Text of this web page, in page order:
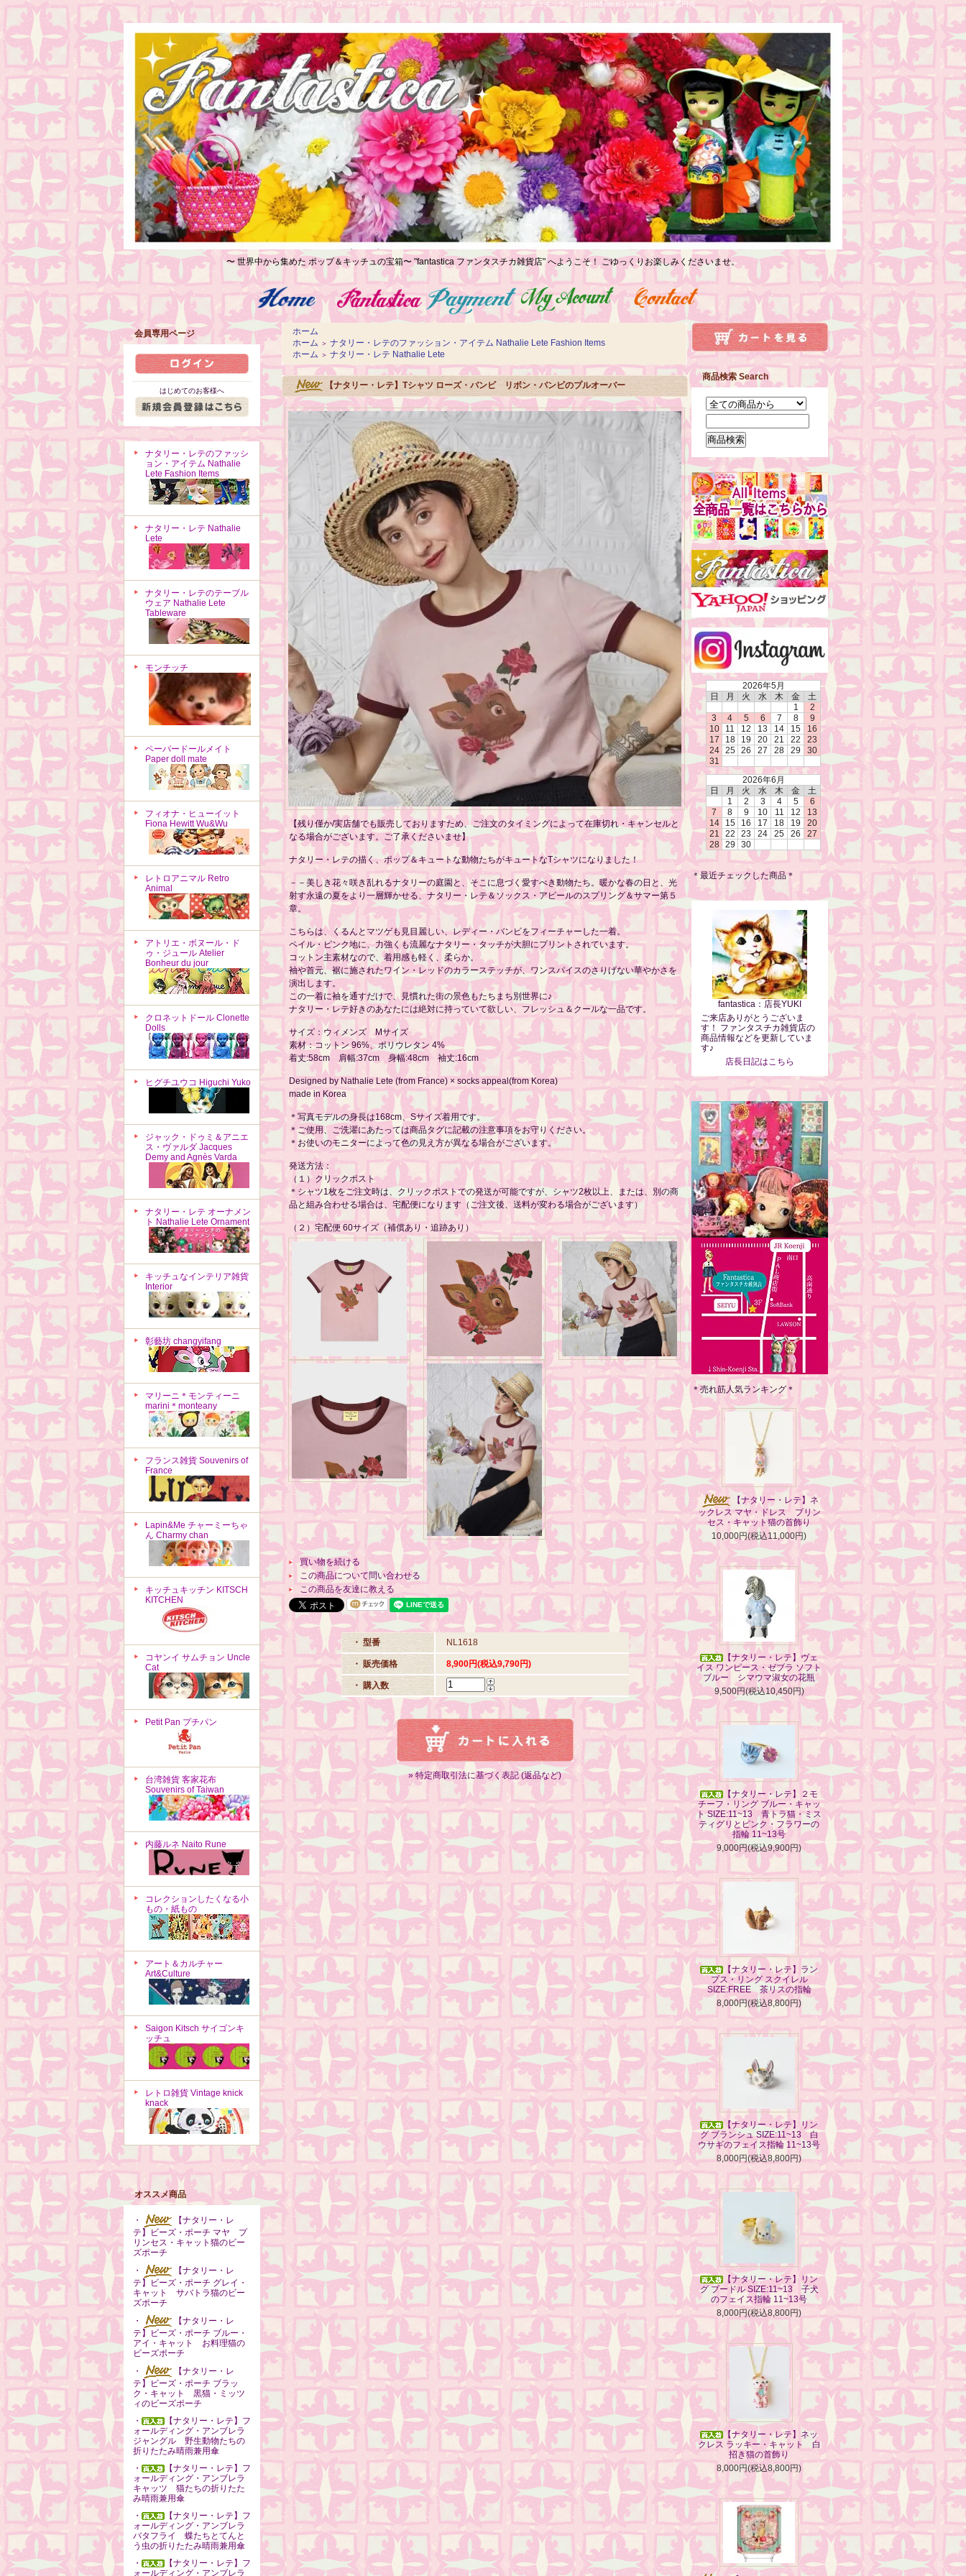
ファンタスチカ レトロ ナタリーレテ クロネットドール ヒグチユウコ キッチュキッチン Lapin&me tokyo koenji 東京 高円寺
〜 世界中から集めた ポップ＆キッチュの宝箱〜 "fantastica ファンタスチカ雑貨店" へようこそ！ ごゆっくりお楽しみくださいませ。
会員専用ページ
はじめてのお客様へ
ナタリー・レテのファッシ
ョン・アイテム Nathalie
Lete Fashion Items
ナタリー・レテ Nathalie
Lete
ナタリー・レテのテーブル
ウェア Nathalie Lete
Tableware
モンチッチ
ペーパードールメイト
Paper doll mate
フィオナ・ヒューイット
Fiona Hewitt Wu&Wu
レトロアニマル Retro
Animal
アトリエ・ボヌール・ド
ゥ・ジュール Atelier
Bonheur du jour
クロネットドール Clonette
Dolls
ヒグチユウコ Higuchi Yuko
ジャック・ドゥミ＆アニエ
ス・ヴァルダ Jacques
Demy and Agnès Varda
ナタリー・レテ オーナメン
ト Nathalie Lete Ornament
キッチュなインテリア雑貨
Interior
彰藝坊 changyifang
マリーニ＊モンティーニ
marini＊monteany
フランス雑貨 Souvenirs of
France
Lapin&Me チャーミーちゃ
ん Charmy chan
キッチュキッチン KITSCH
KITCHEN
コヤンイ サムチョン Uncle
Cat
Petit Pan プチパン
台湾雑貨 客家花布
Souvenirs of Taiwan
内藤ルネ Naito Rune
コレクションしたくなる小
もの・紙もの
アート＆カルチャー
Art&Culture
Saigon Kitsch サイゴンキ
ッチュ
レトロ雑貨 Vintage knick
knack
オススメ商品
・
【ナタリー・レ
テ】ビーズ・ポーチ マヤ プ
リンセス・キャット猫のビー
ズポーチ
・
【ナタリー・レ
テ】ビーズ・ポーチ グレイ・
キャット サバトラ猫のビー
ズポーチ
・
【ナタリー・レ
テ】ビーズ・ポーチ ブルー・
アイ・キャット お料理猫の
ビーズポーチ
・
【ナタリー・レ
テ】ビーズ・ポーチ ブラッ
ク・キャット 黒猫・ミッツ
ィのビーズポーチ
・
【ナタリー・レテ】フ
ォールディング・アンブレラ
ジャングル 野生動物たちの
折りたたみ晴雨兼用傘
・
【ナタリー・レテ】フ
ォールディング・アンブレラ
キャッツ 猫たちの折りたた
み晴雨兼用傘
・
【ナタリー・レテ】フ
ォールディング・アンブレラ
バタフライ 蝶たちとてんと
う虫の折りたたみ晴雨兼用傘
・
【ナタリー・レテ】フ
ォールディング・アンブレラ
ホーム
ホーム ＞ ナタリー・レテのファッション・アイテム Nathalie Lete Fashion Items
ホーム ＞ ナタリー・レテ Nathalie Lete
【ナタリー・レテ】Tシャツ ローズ・バンビ リボン・バンビのプルオーバー
【残り僅か/実店舗でも販売しておりますため、ご注文のタイミングによって在庫切れ・キャンセルと
なる場合がございます。ご了承くださいませ】
ナタリー・レテの描く、ポップ＆キュートな動物たちがキュートなTシャツになりました！
－－美しき花々咲き乱れるナタリーの庭園と、そこに息づく愛すべき動物たち。暖かな春の日と、光
射す永遠の夏をより一層輝かせる、ナタリー・レテ＆ソックス・アピールのスプリング＆サマー第５
章。
こちらは、くるんとマツゲも見目麗しい、レディー・バンビをフィーチャーした一着。
ペイル・ピンク地に、力強くも流麗なナタリー・タッチが大胆にプリントされています。
コットン主素材なので、着用感も軽く、柔らか。
袖や首元、裾に施されたワイン・レッドのカラーステッチが、ワンスパイスのさりげない華やかさを
演出します。
この一着に袖を通すだけで、見慣れた街の景色もたちまち別世界に♪
ナタリー・レテ好きのあなたには絶対に持っていて欲しい、フレッシュ＆クールな一品です。
サイズ：ウィメンズ Mサイズ
素材：コットン 96%、ポリウレタン 4%
着丈:58cm 肩幅:37cm 身幅:48cm 袖丈:16cm
Designed by Nathalie Lete (from France) × socks appeal(from Korea)
made in Korea
＊写真モデルの身長は168cm、Sサイズ着用です。
＊ご使用、ご洗濯にあたっては商品タグに記載の注意事項をお守りください。
＊お使いのモニターによって色の見え方が異なる場合がございます。
発送方法：
（１）クリックポスト
＊シャツ1枚をご注文時は、クリックポストでの発送が可能ですが、シャツ2枚以上、または、別の商
品と組み合わせる場合は、宅配便になります（ご注文後、送料が変わる場合がございます）
（２）宅配便 60サイズ（補償あり・追跡あり）
買い物を続ける
この商品について問い合わせる
この商品を友達に教える
・ 型番 NL1618
・ 販売価格 8,900円(税込9,790円)
・ 購入数
» 特定商取引法に基づく表記 (返品など)
商品検索 Search
2026年5月
日
月 火 水 木 金
土
1
2
3
4 5 6 7 8
9
10
11 12 13 14 15
16
17
18 19 20 21 22
23
24
25 26 27 28 29
30
31
2026年6月
日
月 火 水 木 金
土
1
2 3 4 5
6
7
8 9 10 11 12
13
14
15 16 17 18 19
20
21
22 23 24 25 26
27
28
29 30
＊最近チェックした商品＊
fantastica：店長YUKI
ご来店ありがとうございま
す！ ファンタスチカ雑貨店の
商品情報などを更新していま
す♪
店長日記はこちら
＊売れ筋人気ランキング＊
【ナタリー・レテ】ネ
ックレス マヤ・ドレス プリン
セス・キャット猫の首飾り
10,000円(税込11,000円)
【ナタリー・レテ】ヴェ
イス ワンピース・ゼブラ ソフト
ブルー シマウマ淑女の花瓶
9,500円(税込10,450円)
【ナタリー・レテ】２モ
チーフ・リング ブルー・キャッ
ト SIZE:11~13 青トラ猫・ミス
ティグリとピンク・フラワーの
指輪 11~13号
9,000円(税込9,900円)
【ナタリー・レテ】ラン
プス・リング スクイレル
SIZE:FREE 茶リスの指輪
8,000円(税込8,800円)
【ナタリー・レテ】リン
グ ブランシュ SIZE:11~13 白
ウサギのフェイス指輪 11~13号
8,000円(税込8,800円)
【ナタリー・レテ】リン
グ プードル SIZE:11~13 子犬
のフェイス指輪 11~13号
8,000円(税込8,800円)
【ナタリー・レテ】ネッ
クレス ラッキー・キャット 白
招き猫の首飾り
8,000円(税込8,800円)